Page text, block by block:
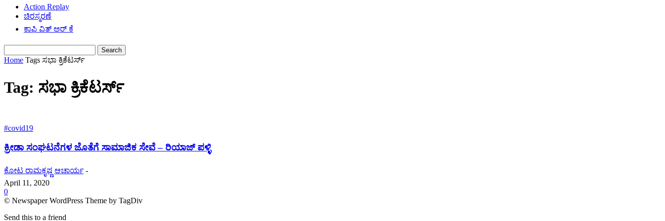
Action Replay
ಚಿರಸ್ಮರಣೆ
ಕಾಫಿ ವಿತ್ ಅರ್ ಕೆ
Home Tags ಸಭಾ ಕ್ರಿಕೆಟರ್ಸ್
Tag: ಸಭಾ ಕ್ರಿಕೆಟರ್ಸ್
#covid19
ಕ್ರೀಡಾ ಸಂಘಟನೆಗಳ ಜೊತೆಗೆ ಸಾಮಾಜಿಕ ಸೇವೆ – ರಿಯಾಜ್ ಪಳ್ಳಿ
ಕೋಟ ರಾಮಕೃಷ್ಣ ಆಚಾರ್ಯ -
April 11, 2020
0
© Newspaper WordPress Theme by TagDiv
Send this to a friend